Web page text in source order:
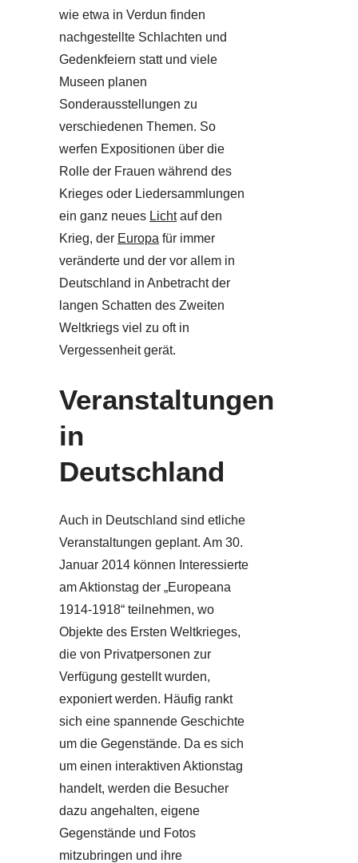
wie etwa in Verdun finden
nachgestellte Schlachten und
Gedenkfeiern statt und viele
Museen planen
Sonderausstellungen zu
verschiedenen Themen. So
werfen Expositionen über die
Rolle der Frauen während des
Krieges oder Liedersammlungen
ein ganz neues Lichtauf den
Krieg, der Europa für immer
veränderte und der vor allem in
Deutschland in Anbetracht der
langen Schatten des Zweiten
Weltkriegs viel zu oft in
Vergessenheit gerät.
Veranstaltungen
in
Deutschland
Auch in Deutschland sind etliche
Veranstaltungen geplant. Am 30.
Januar 2014 können Interessierte
am Aktionstag der „Europeana
1914-1918“ teilnehmen, wo
Objekte des Ersten Weltkrieges,
die von Privatpersonen zur
Verfügung gestellt wurden,
exponiert werden. Häufig rankt
sich eine spannende Geschichte
um die Gegenstände. Da es sich
um einen interaktiven Aktionstag
handelt, werden die Besucher
dazu angehalten, eigene
Gegenstände und Fotos
mitzubringen und ihre